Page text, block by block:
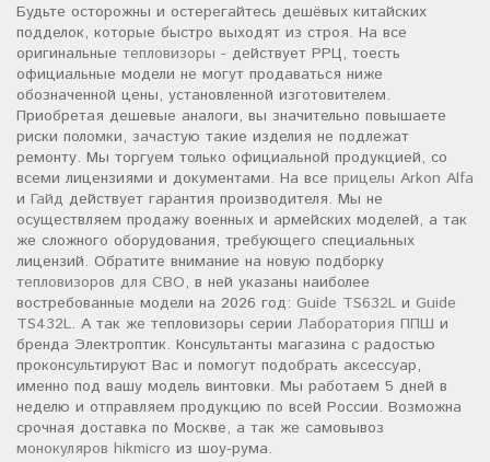
Будьте осторожны и остерегайтесь дешёвых китайских
подделок, которые быстро выходят из строя. На все
оригинальные тепловизоры - действует РРЦ, тоесть
официальные модели не могут продаваться ниже
обозначенной цены, установленной изготовителем.
Приобретая дешевые аналоги, вы значительно повышаете
риски поломки, зачастую такие изделия не подлежат
ремонту. Мы торгуем только официальной продукцией, со
всеми лицензиями и документами. На все прицелы Arkon Alfa
и Гайд действует гарантия производителя. Мы не
осуществляем продажу военных и армейских моделей, а так
же сложного оборудования, требующего специальных
лицензий. Обратите внимание на новую подборку
тепловизоров для СВО, в ней указаны наиболее
востребованные модели на 2026 год: Guide TS632L и Guide
TS432L. А так же тепловизоры серии Лаборатория ППШ и
бренда Электроптик. Консультанты магазина с радостью
проконсультируют Вас и помогут подобрать аксессуар,
именно под вашу модель винтовки. Мы работаем 5 дней в
неделю и отправляем продукцию по всей России. Возможна
срочная доставка по Москве, а так же самовывоз
монокуляров hikmicro из шоу-рума.